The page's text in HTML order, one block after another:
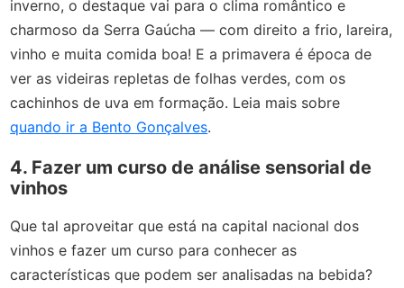
inverno, o destaque vai para o clima romântico e
charmoso da Serra Gaúcha — com direito a frio, lareira,
vinho e muita comida boa! E a primavera é época de
ver as videiras repletas de folhas verdes, com os
cachinhos de uva em formação. Leia mais sobre
quando ir a Bento Gonçalves.
4. Fazer um curso de análise sensorial de
vinhos
Que tal aproveitar que está na capital nacional dos
vinhos e fazer um curso para conhecer as
características que podem ser analisadas na bebida?